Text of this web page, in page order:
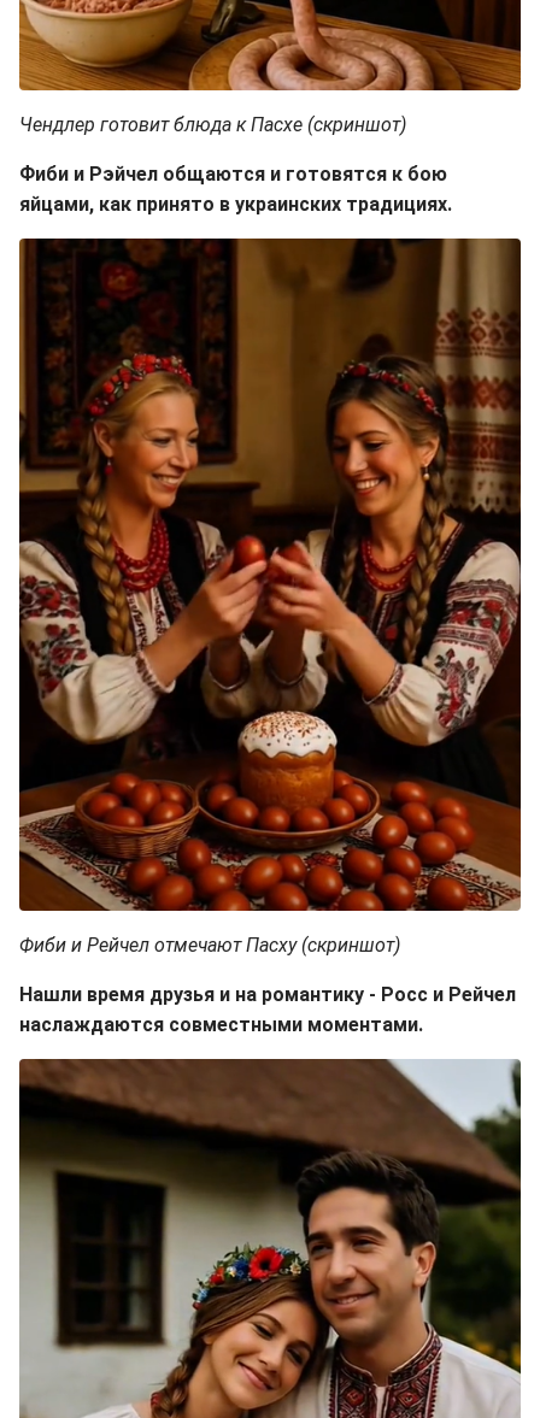
Чендлер готовит блюда к Пасхе (скриншот)
Фиби и Рэйчел общаются и готовятся к бою
яйцами, как принято в украинских традициях.
Фиби и Рейчел отмечают Пасху (скриншот)
Нашли время друзья и на романтику - Росс и Рейчел
наслаждаются совместными моментами.